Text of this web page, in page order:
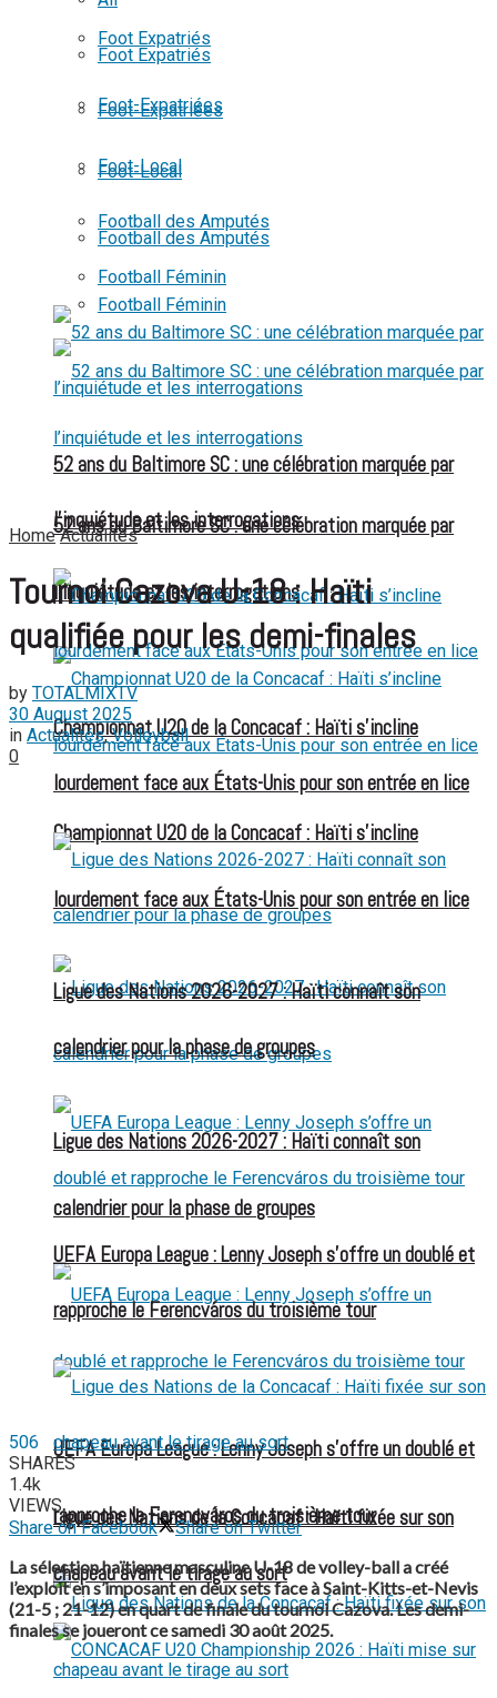
Foot Expatriés
Foot-Expatriées
Foot-Local
Football des Amputés
Football Féminin
52 ans du Baltimore SC : une célébration marquée par
l’inquiétude et les interrogations
Championnat U20 de la Concacaf : Haïti s’incline
lourdement face aux États-Unis pour son entrée en lice
Ligue des Nations 2026-2027 : Haïti connaît son
calendrier pour la phase de groupes
UEFA Europa League : Lenny Joseph s’offre un doublé et
rapproche le Ferencváros du troisième tour
Foot Expatriés
Foot-Expatriées
Foot-Local
Football des Amputés
Football Féminin
52 ans du Baltimore SC : une célébration marquée par
l’inquiétude et les interrogations
Championnat U20 de la Concacaf : Haïti s’incline
lourdement face aux États-Unis pour son entrée en lice
Ligue des Nations 2026-2027 : Haïti connaît son
calendrier pour la phase de groupes
UEFA Europa League : Lenny Joseph s’offre un doublé et
rapproche le Ferencváros du troisième tour
Ligue des Nations de la Concacaf : Haïti fixée sur son
chapeau avant le tirage au sort
Home Actualités
Tournoi Cazova U-18 : Haïti
qualifiée pour les demi-finales
by TOTALMIXTV
30 August 2025
in Actualités,Volleyball
0
506
SHARES
1.4k
VIEWS
Share on Facebook
Share on Twitter
La sélection haïtienne masculine U-18 de volley-ball a créé
l’exploit en s’imposant en deux sets face à Saint-Kitts-et-Nevis
(21-5 ; 21-12) en quart de finale du tournoi Cazova. Les demi-
finales se joueront ce samedi 30 août 2025.